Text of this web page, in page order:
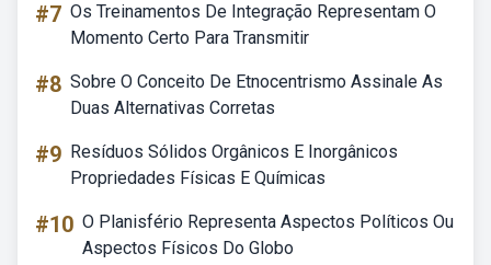
#7 Os Treinamentos De Integração Representam O
Momento Certo Para Transmitir
#8 Sobre O Conceito De Etnocentrismo Assinale As
Duas Alternativas Corretas
#9 Resíduos Sólidos Orgânicos E Inorgânicos
Propriedades Físicas E Químicas
#10 O Planisfério Representa Aspectos Políticos Ou
Aspectos Físicos Do Globo